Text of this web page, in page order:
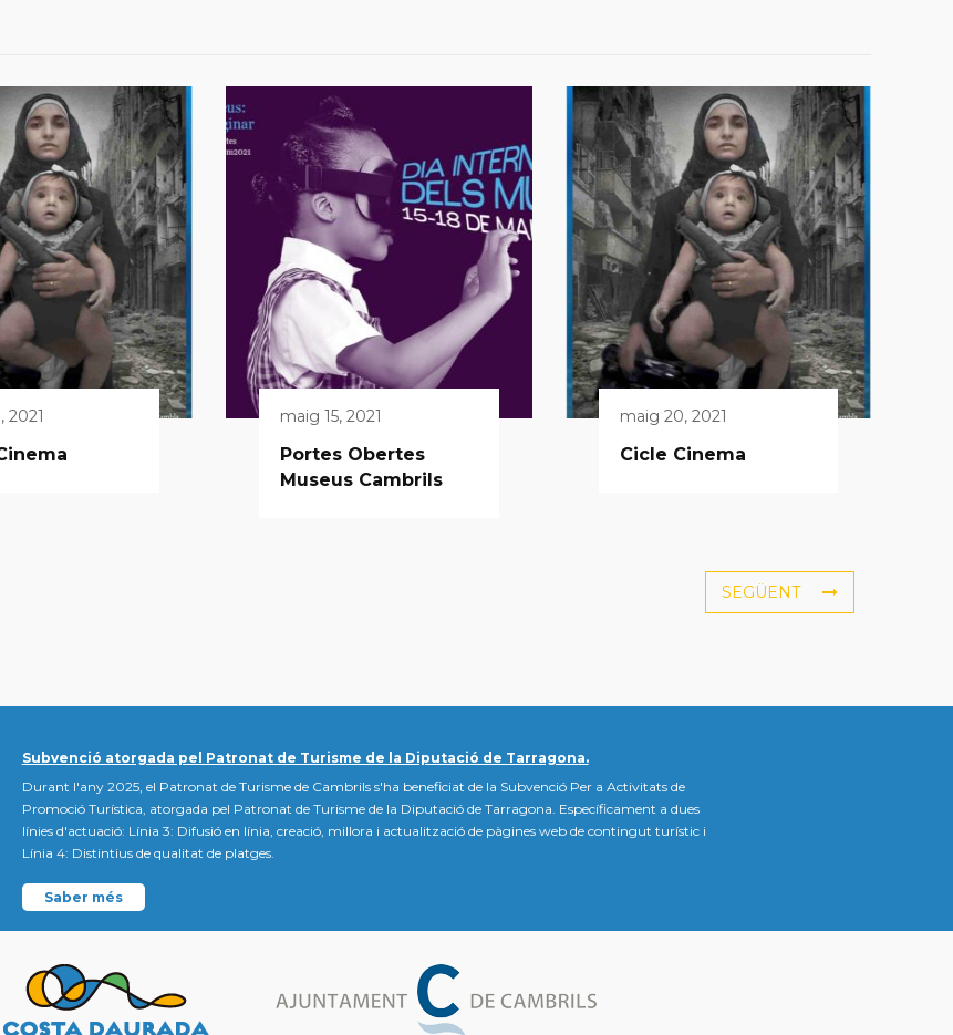
2021 maig 15, 2021
Portes Obertes
Museus Cambrils
maig 20, 2021
Cicle Cinema
SEGÜENT
Subvenció atorgada pel Patronat de Turisme de la Diputació de Tarragona.
Durant l'any 2025, el Patronat de Turisme de Cambrils s'ha beneficiat de la Subvenció Per a Activitats de
Promoció Turística, atorgada pel Patronat de Turisme de la Diputació de Tarragona. Específicament a dues
línies d'actuació: Línia 3: Difusió en línia, creació, millora i actualització de pàgines web de contingut turístic i
Línia 4: Distintius de qualitat de platges.
Saber més